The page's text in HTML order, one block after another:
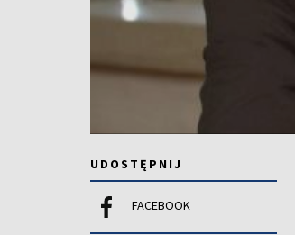
UDOSTĘPNIJ
FACEBOOK